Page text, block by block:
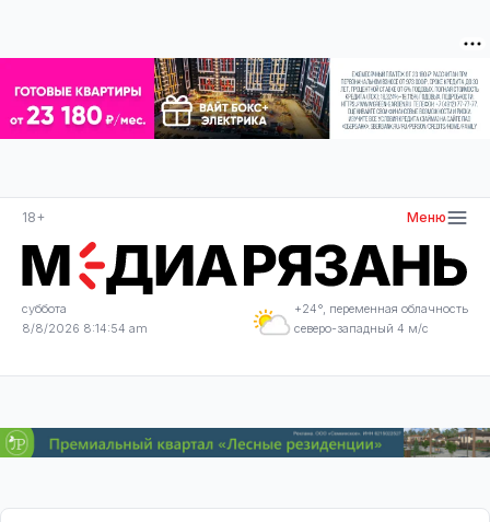
18+ Меню
суббота
8/8/2026 8:14:55 am
+24°, переменная облачность
северо-западный 4 м/с